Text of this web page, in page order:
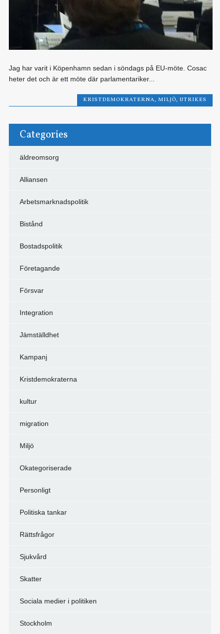
Jag har varit i Köpenhamn sedan i söndags på EU-möte. Cosac
heter det och är ett möte där parlamentariker...
KRISTDEMOKRATERNA, MILJÖ, UTRIKES
Categories
äldreomsorg
Alliansen
Arbetsmarknadspolitik
Bistånd
Bostadspolitik
Företagande
Försvar
Integration
Jämställdhet
Kampanj
Kristdemokraterna
kultur
migration
Miljö
Okategoriserade
Personligt
Politiska tankar
Rättsfrågor
Sjukvård
Skatter
Sociala medier i politiken
Stockholm